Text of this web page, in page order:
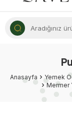
Anasayfa Yemek
Mermer